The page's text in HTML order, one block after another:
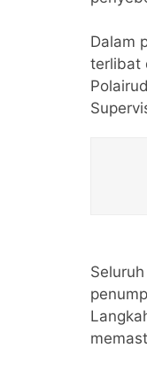
Dalam
terlibat